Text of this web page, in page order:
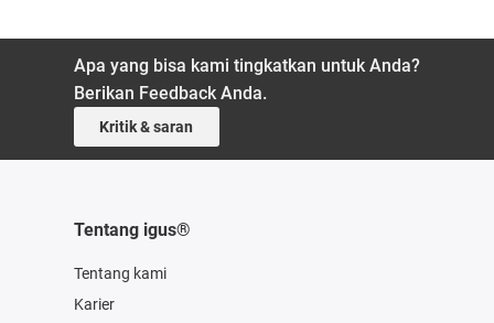
Apa yang bisa kami tingkatkan untuk Anda?
Berikan Feedback Anda.
Kritik & saran
Tentang igus®
Tentang kami
Karier